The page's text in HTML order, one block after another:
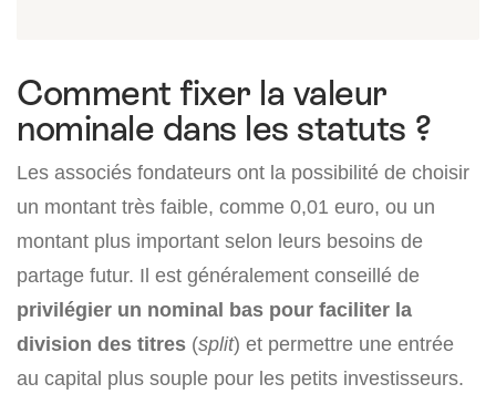
Comment fixer la valeur
nominale dans les statuts ?
Les associés fondateurs ont la possibilité de choisir
un montant très faible, comme 0,01 euro, ou un
montant plus important selon leurs besoins de
partage futur. Il est généralement conseillé de
privilégier un nominal bas pour faciliter la
division des titres (split) et permettre une entrée
au capital plus souple pour les petits investisseurs.